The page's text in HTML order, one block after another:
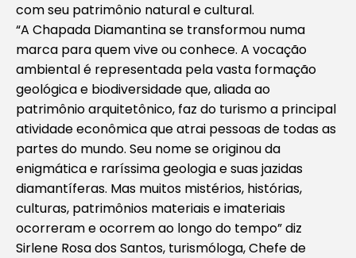
com seu patrimônio natural e cultural.
“A Chapada Diamantina se transformou numa
marca para quem vive ou conhece. A vocação
ambiental é representada pela vasta formação
geológica e biodiversidade que, aliada ao
patrimônio arquitetônico, faz do turismo a principal
atividade econômica que atrai pessoas de todas as
partes do mundo. Seu nome se originou da
enigmática e raríssima geologia e suas jazidas
diamantíferas. Mas muitos mistérios, histórias,
culturas, patrimônios materiais e imateriais
ocorreram e ocorrem ao longo do tempo” diz
Sirlene Rosa dos Santos, turismóloga, Chefe de